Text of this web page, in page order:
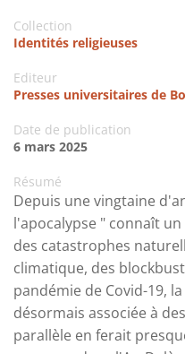
Collection
Identités religieuses
Editeur
Presses universitaires de
Date de publication
6 mars 2025
Résumé
Depuis une vingtaine
l'apocalypse " connaît
des catastrophes
climatique, des
pandémie de Covid-19,
désormais associée à
parallèle en ferait